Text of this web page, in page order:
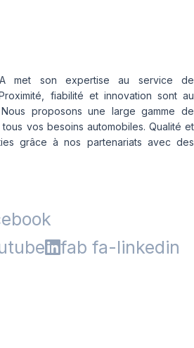
met son expertise au service de
fiabilité et innovation sont au
proposons une large gamme de
vos besoins automobiles. Qualité et
grâce à nos partenariats avec des
fab fa-linkedin